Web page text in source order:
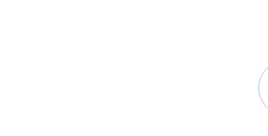
検索